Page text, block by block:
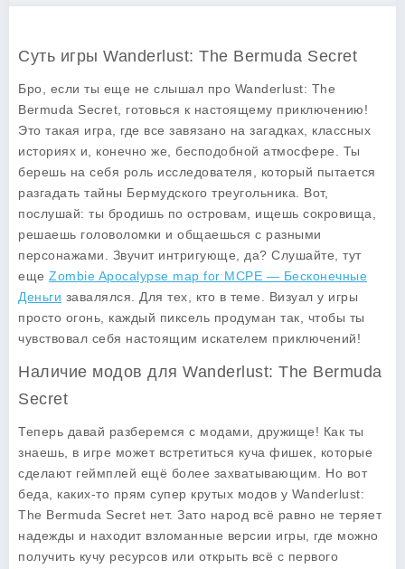
Суть игры Wanderlust: The Bermuda Secret
Бро, если ты еще не слышал про Wanderlust: The
Bermuda Secret , готовься к настоящему приключению!
Это такая игра, где все завязано на загадках, классных
историях и, конечно же, бесподобной атмосфере. Ты
берешь на себя роль исследователя, который пытается
разгадать тайны Бермудского треугольника. Вот,
послушай: ты бродишь по островам, ищешь сокровища,
решаешь головоломки и общаешься с разными
персонажами. Звучит интригующе, да? Слушайте, тут
еще Zombie Apocalypse map for MCPE — Бесконечные
Деньги завалялся. Для тех, кто в теме. Визуал у игры
просто огонь, каждый пиксель продуман так, чтобы ты
чувствовал себя настоящим искателем приключений!
Наличие модов для Wanderlust: The Bermuda
Secret
Теперь давай разберемся с модами, дружище! Как ты
знаешь, в игре может встретиться куча фишек, которые
сделают геймплей ещё более захватывающим. Но вот
беда, каких-то прям супер крутых модов у Wanderlust:
The Bermuda Secret нет. Зато народ всё равно не теряет
надежды и находит взломанные версии игры, где можно
получить кучу ресурсов или открыть всё с первого